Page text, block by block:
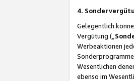
4.
Gelegentlich
Vergütung („
Werbeaktionen
Wesentlichen
ebenso im